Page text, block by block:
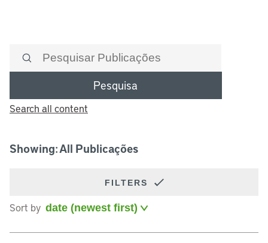
Pesquisa
Search all content
Showing: All Publicações
FILTERS
Sort by